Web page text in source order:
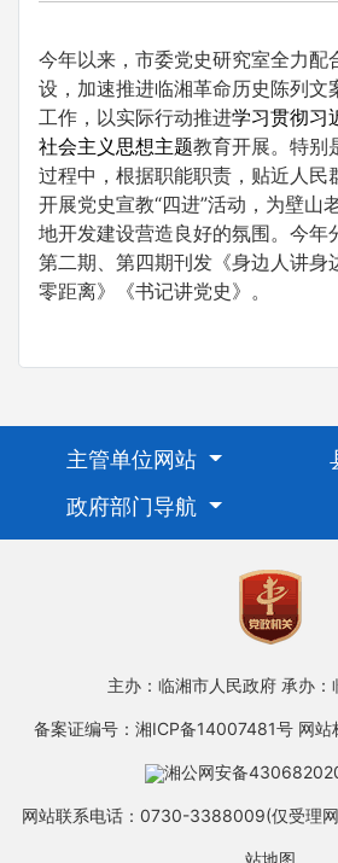
今年以来，市委党史研究室全力配
设，加速推进临湘革命历史陈列文
工作，以实际行动推进学习贯彻习
社会主义思想主题教育开展。特别
过程中，根据职能职责，贴近人民
开展党史宣教“四进”活动，为壁山
地开发建设营造良好的氛围。今年
第二期、第四期刊发《身边人讲身
零距离》《书记讲党史》。
主管单位网站
政府部门导航
主办：临湘市人民政府 承办：
备案证编号：湘ICP备14007481号 网
湘公网安备
网站联系电话：0730-3388009(仅受理
站地图